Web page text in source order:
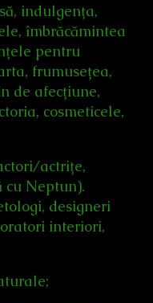
indulgența,
îmbrăcămintea
pentru
frumusețea,
de afecțiune,
cosmeticele,
actrițe,
cu Neptun).
designeri
interiori,